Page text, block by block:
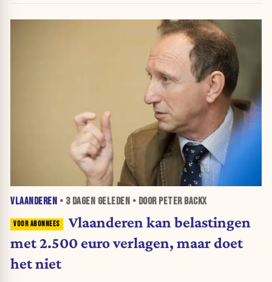
VLAANDEREN • 3 DAGEN GELEDEN • DOOR PETER BACKX
Vlaanderen kan belastingen
met 2.500 euro verlagen, maar doet
het niet